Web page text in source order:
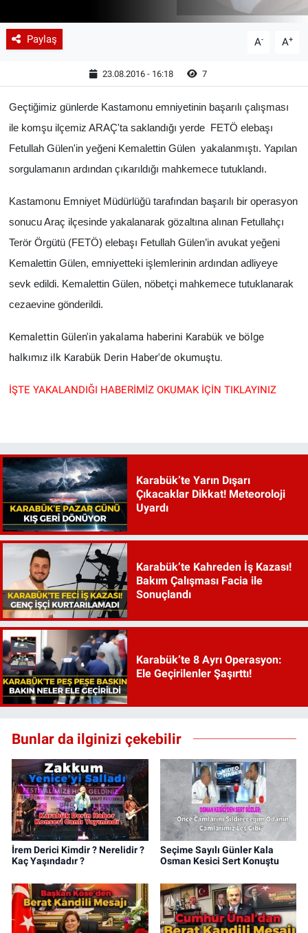
Paylaş A- A+
23.08.2016 - 16:18 7
Geçtiğimiz günlerde Kastamonu emniyetinin başarılı çalışması
ile komşu ilçemiz ARAÇ'ta saklandığı yerde FETÖ elebaşı
Fetullah Gülen'in yeğeni Kemalettin Gülen yakalanmıştı. Yapılan
sorgulamanın ardından çıkarıldığı mahkemece tutuklandı.
Kastamonu Emniyet Müdürlüğü tarafından başarılı bir operasyon
sonucu Araç ilçesinde yakalanarak gözaltına alınan Fetullahçı
Terör Örgütü (FETÖ) elebaşı Fetullah Gülen’in avukat yeğeni
Kemalettin Gülen, emniyetteki işlemlerinin ardından adliyeye
sevk edildi. Kemalettin Gülen, nöbetçi mahkemece tutuklanarak
cezaevine gönderildi.
Kemalettin Gülen'in yakalama haberini Karabük ve bölge
halkımız ilk Karabük Derin Haber'de okumuştu.
İŞTE YAKALANDIĞI HABERİMİZOKUMAK İÇİN TIKLAYINIZ
Karabük’te Yarın Dışarı
Çıkacaklar Dikkat! Meteoroloji
Uyardı
Karabük’te Kahreden İş Kazası!
Bakım Çalışması Facia ile
Sonuçlandı
Karabük’te 8 Ayrı Operasyon:
Ele Geçirilenler Şaşırttı!
Bunlar da ilginizi çekebilir
İrem Derici Kimdir ? Nerelidir ?
Kaç Yaşındadır ?
Seçime Sayılı Günler Kala
Osman Kesici Sert Konuştu